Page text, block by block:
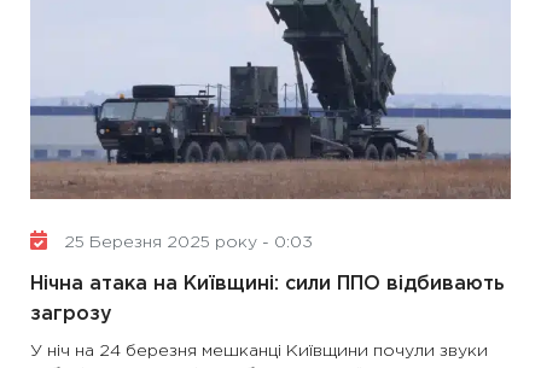
25 Березня 2025 року - 0:03
Нічна атака на Київщині: сили ППО відбивають
загрозу
У ніч на 24 березня мешканці Київщини почули звуки